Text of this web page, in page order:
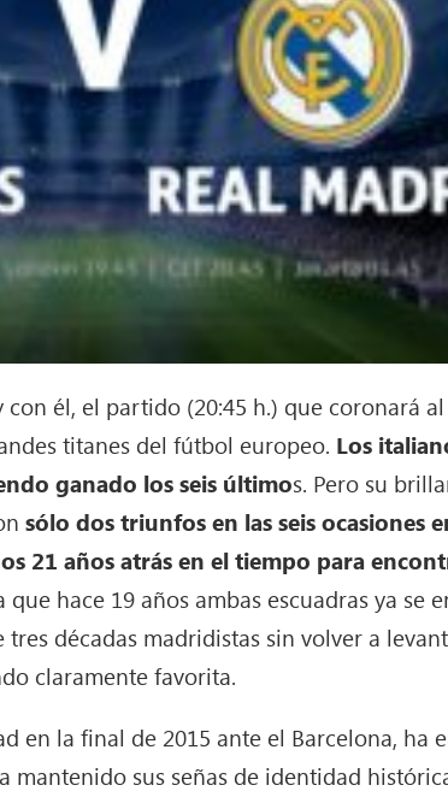
él, el partido (20:45 h.) que coronará
titanes del fútbol europeo. Los
ganado los seis últimos. Pero su
sólo dos triunfos en las seis ocasiones
21 años atrás en el tiempo para
que hace 19 años ambas escuadras ya se
décadas madridistas sin volver a
claramente favorita.
en la final de 2015 ante el Barcelona, ha
sus señas de identidad